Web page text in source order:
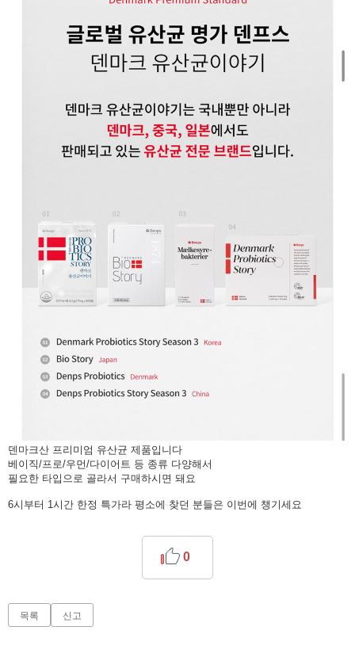
덴마크산 프리미엄 유산균 제품입니다
베이직/프로/우먼/다이어트 등 종류 다양해서
필요한 타입으로 골라서 구매하시면 돼요
6시부터 1시간 한정 특가라 평소에 찾던 분들은 이번에 챙기세요
0
목록 신고